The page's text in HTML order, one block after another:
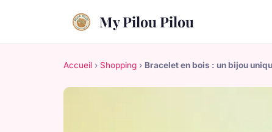
My Pilou Pilou
Accueil › Shopping › Bracelet en bois : un bijou